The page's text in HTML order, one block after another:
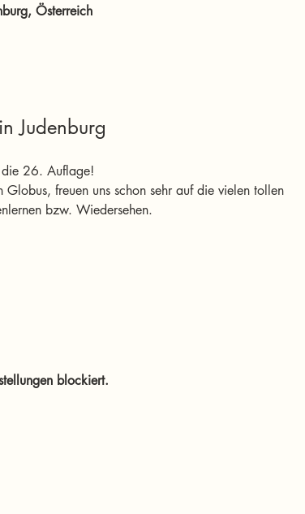
Österreich
Judenburg
26. Auflage!
freuen uns schon sehr auf die vielen tollen
bzw. Wiedersehen.
blockiert.